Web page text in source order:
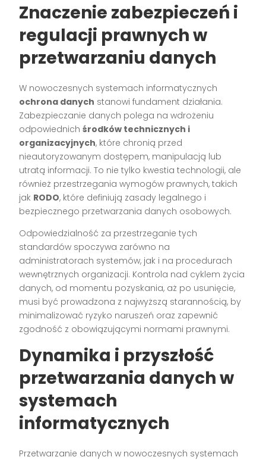
Znaczenie zabezpieczeń i
regulacji prawnych w
przetwarzaniu danych
W nowoczesnych systemach informatycznych
ochrona danych stanowi fundament działania.
Zabezpieczanie danych polega na wdrożeniu
odpowiednichśrodków technicznych i
organizacyjnych, które chronią przed
nieautoryzowanym dostępem, manipulacją lub
utratą informacji. To nie tylko kwestia technologii, ale
również przestrzegania wymogów prawnych, takich
jak RODO, które definiują zasady legalnego i
bezpiecznego przetwarzania danych osobowych.
Odpowiedzialność za przestrzeganie tych
standardów spoczywa zarówno na
administratorach systemów, jak i na procedurach
wewnętrznych organizacji. Kontrola nad cyklem życia
danych, od momentu pozyskania, aż po usunięcie,
musi być prowadzona z najwyższą starannością, by
minimalizować ryzyko naruszeń oraz zapewnić
zgodność z obowiązującymi normami prawnymi.
Dynamika i przyszłość
przetwarzania danych w
systemach
informatycznych
Przetwarzanie danych w nowoczesnych systemach